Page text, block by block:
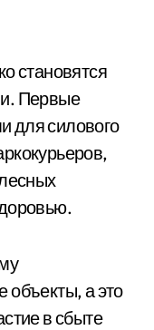
становятся
Первые
для силового
объекты, а это
в сбыте